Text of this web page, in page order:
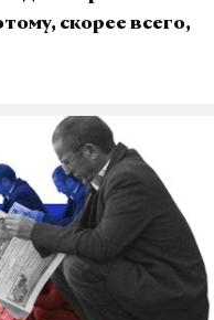
скорее всего,